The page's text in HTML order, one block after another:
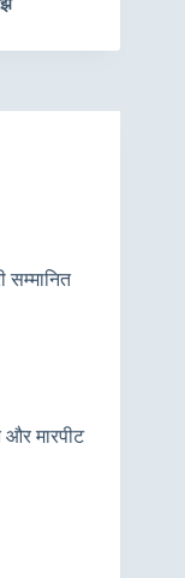
सम्मानित
और मारपीट